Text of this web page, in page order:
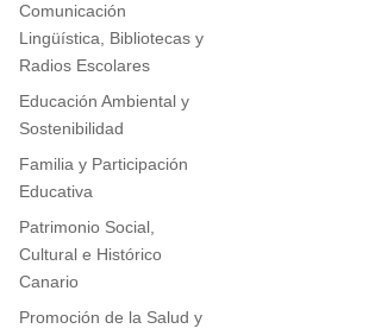
Comunicación
Lingüística, Bibliotecas y
Radios Escolares
Educación Ambiental y
Sostenibilidad
Familia y Participación
Educativa
Patrimonio Social,
Cultural e Histórico
Canario
Promoción de la Salud y